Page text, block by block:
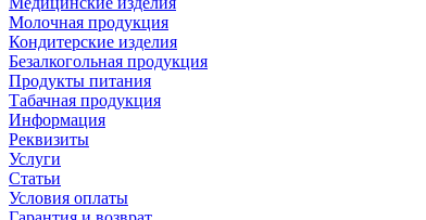
Молочная продукция
Кондитерские изделия
Безалкогольная продукция
Продукты питания
Табачная продукция
Информация
Реквизиты
Услуги
Статьи
Условия оплаты